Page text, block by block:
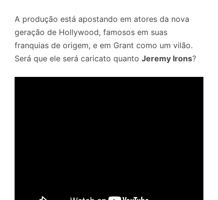
A produção está apostando em atores da nova
geração de Hollywood, famosos em suas
franquias de origem, e em Grant como um vilão.
Será que ele será caricato quanto Jeremy Irons?